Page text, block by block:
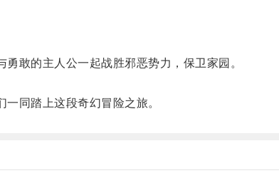
敢的主人公一起战胜邪恶势力，保卫家园。
同踏上这段奇幻冒险之旅。